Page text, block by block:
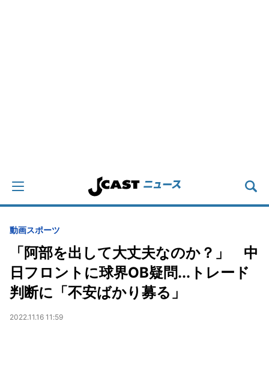
動画スポーツ
「阿部を出して大丈夫なのか？」 中
日フロントに球界OB疑問...トレード
判断に「不安ばかり募る」
2022.11.16 11:59